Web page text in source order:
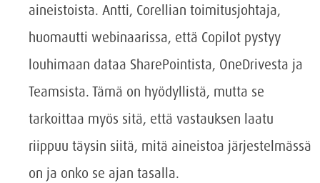
aineistoista. Antti, Corellian toimitusjohtaja,
huomautti webinaarissa, että Copilot pystyy
louhimaan dataa SharePointista, OneDrivesta ja
Teamsista. Tämä on hyödyllistä, mutta se
tarkoittaa myös sitä, että vastauksen laatu
riippuu täysin siitä, mitä aineistoa järjestelmässä
on ja onko se ajan tasalla.